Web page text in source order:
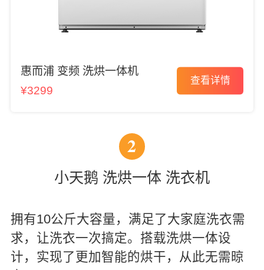
惠而浦 变频 洗烘一体机
¥3299
查看详情
2
小天鹅 洗烘一体 洗衣机
拥有10公斤大容量，满足了大家庭洗衣需
求，让洗衣一次搞定。搭载洗烘一体设
计，实现了更加智能的烘干，从此无需晾